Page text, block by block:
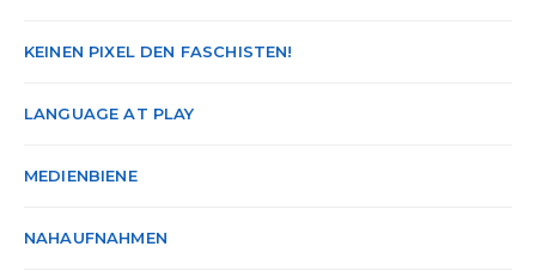
KEINEN PIXEL DEN FASCHISTEN!
LANGUAGE AT PLAY
MEDIENBIENE
NAHAUFNAHMEN